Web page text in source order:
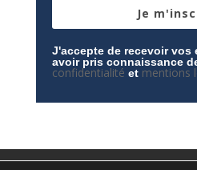
Je
J'accepte de recevoir vos
avoir pris connaissance
confidentialité et mentions